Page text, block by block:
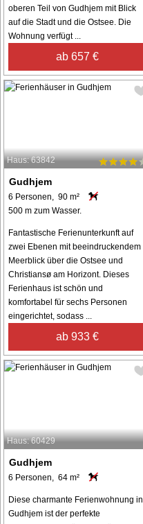
oberen Teil von Gudhjem mit Blick
auf die Stadt und die Ostsee. Die
Wohnung verfügt ...
ab 657 €
Haus: 63842
Gudhjem
6 Personen, 90 m²
500 m zum Wasser.
Fantastische Ferienunterkunft auf
zwei Ebenen mit beeindruckendem
Meerblick über die Ostsee und
Christiansø am Horizont. Dieses
Ferienhaus ist schön und
komfortabel für sechs Personen
eingerichtet, sodass ...
ab 933 €
Haus: 60429
Gudhjem
6 Personen, 64 m²
Diese charmante Ferienwohnung in
Gudhjem ist der perfekte